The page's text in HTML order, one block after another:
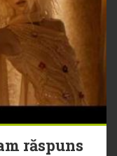
răspuns